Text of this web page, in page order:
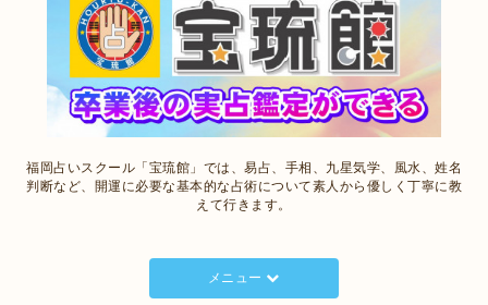
福岡占いスクール「宝琉館」では、易占、手相、九星気学、風水、姓名
判断など、開運に必要な基本的な占術について素人から優しく丁寧に教
えて行きます。
メニュー